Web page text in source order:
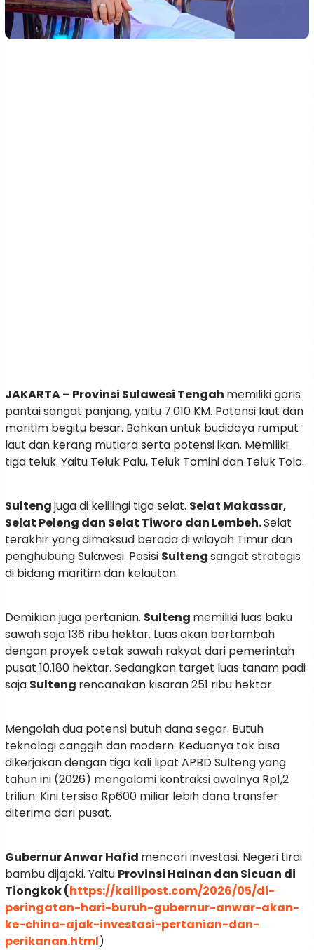
JAKARTA – Provinsi Sulawesi Tengah memiliki garis
pantai sangat panjang, yaitu 7.010 KM. Potensi laut dan
maritim begitu besar. Bahkan untuk budidaya rumput
laut dan kerang mutiara serta potensi ikan. Memiliki
tiga teluk. Yaitu Teluk Palu, Teluk Tomini dan Teluk Tolo.
Sultengjuga di kelilingi tiga selat. Selat Makassar,
Selat Peleng dan Selat Tiworo dan Lembeh.Selat
terakhir yang dimaksud berada di wilayah Timur dan
penghubung Sulawesi. Posisi Sultengsangat strategis
di bidang maritim dan kelautan.
Demikian juga pertanian. Sulteng memiliki luas baku
sawah saja 136 ribu hektar. Luas akan bertambah
dengan proyek cetak sawah rakyat dari pemerintah
pusat 10.180 hektar. Sedangkan target luas tanam padi
saja Sulteng rencanakan kisaran 251 ribu hektar.
Mengolah dua potensi butuh dana segar. Butuh
teknologi canggih dan modern. Keduanya tak bisa
dikerjakan dengan tiga kali lipat APBD Sulteng yang
tahun ini (2026) mengalami kontraksi awalnya Rp1,2
triliun. Kini tersisa Rp600 miliar lebih dana transfer
diterima dari pusat.
Gubernur Anwar Hafid mencari investasi. Negeri tirai
bambu dijajaki. Yaitu Provinsi Hainan dan Sicuan di
Tiongkok (https://kailipost.com/2026/05/di-
peringatan-hari-buruh-gubernur-anwar-akan-
ke-china-ajak-investasi-pertanian-dan-
perikanan.html)